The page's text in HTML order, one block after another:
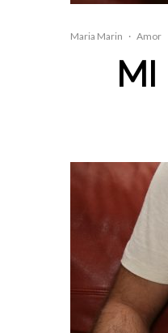
Maria Marin · Amor
MI